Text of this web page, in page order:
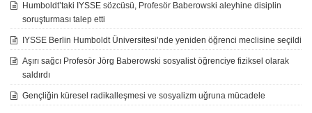
Humboldt’taki IYSSE sözcüsü, Profesör Baberowski aleyhine disiplin
soruşturması talep etti
IYSSE Berlin Humboldt Üniversitesi’nde yeniden öğrenci meclisine seçildi
Aşırı sağcı Profesör Jörg Baberowski sosyalist öğrenciye fiziksel olarak
saldırdı
Gençliğin küresel radikalleşmesi ve sosyalizm uğruna mücadele